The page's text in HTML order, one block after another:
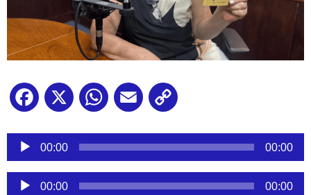
Facebook
X WhatsApp
Email
Reproductor
audio
00:00 00:00
Reproductor
00:00 00:00